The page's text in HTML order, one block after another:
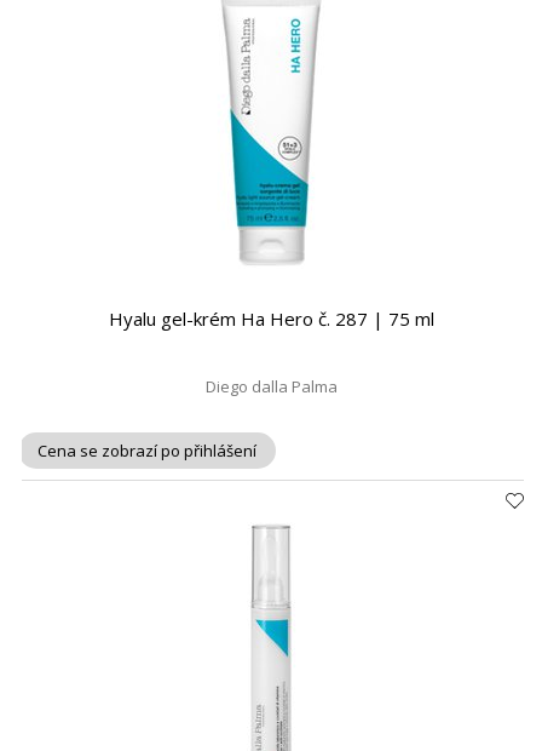
Hyalu gel-krém Ha Hero č. 287 | 75 ml
Diego dalla Palma
Cena se zobrazí po přihlášení